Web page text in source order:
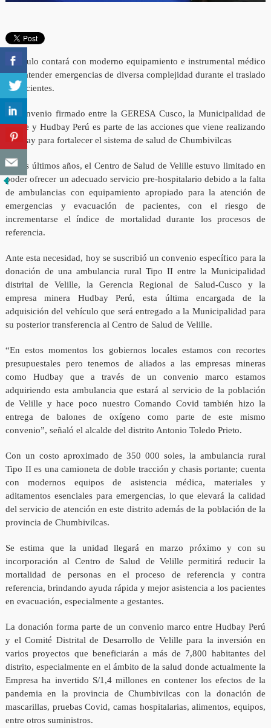
Vehículo contará con moderno equipamiento e instrumental médico
para atender emergencias de diversa complejidad durante el traslado
de pacientes.
El convenio firmado entre la GERESA Cusco, la Municipalidad de
Velille y Hudbay Perú es parte de las acciones que viene realizando
Hudbay para fortalecer el sistema de salud de Chumbivilcas
En los últimos años, el Centro de Salud de Velille estuvo limitado en
poder ofrecer un adecuado servicio pre-hospitalario debido a la falta
de ambulancias con equipamiento apropiado para la atención de
emergencias y evacuación de pacientes, con el riesgo de
incrementarse el índice de mortalidad durante los procesos de
referencia.
Ante esta necesidad, hoy se suscribió un convenio específico para la
donación de una ambulancia rural Tipo II entre la Municipalidad
distrital de Velille, la Gerencia Regional de Salud-Cusco y la
empresa minera Hudbay Perú, esta última encargada de la
adquisición del vehículo que será entregado a la Municipalidad para
su posterior transferencia al Centro de Salud de Velille.
“En estos momentos los gobiernos locales estamos con recortes
presupuestales pero tenemos de aliados a las empresas mineras
como Hudbay que a través de un convenio marco estamos
adquiriendo esta ambulancia que estará al servicio de la población
de Velille y hace poco nuestro Comando Covid también hizo la
entrega de balones de oxígeno como parte de este mismo
convenio”, señaló el alcalde del distrito Antonio Toledo Prieto.
Con un costo aproximado de 350 000 soles, la ambulancia rural
Tipo II es una camioneta de doble tracción y chasis portante; cuenta
con modernos equipos de asistencia médica, materiales y
aditamentos esenciales para emergencias, lo que elevará la calidad
del servicio de atención en este distrito además de la población de la
provincia de Chumbivilcas.
Se estima que la unidad llegará en marzo próximo y con su
incorporación al Centro de Salud de Velille permitirá reducir la
mortalidad de personas en el proceso de referencia y contra
referencia, brindando ayuda rápida y mejor asistencia a los pacientes
en evacuación, especialmente a gestantes.
La donación forma parte de un convenio marco entre Hudbay Perú
y el Comité Distrital de Desarrollo de Velille para la inversión en
varios proyectos que beneficiarán a más de 7,800 habitantes del
distrito, especialmente en el ámbito de la salud donde actualmente la
Empresa ha invertido S/1,4 millones en contener los efectos de la
pandemia en la provincia de Chumbivilcas con la donación de
mascarillas, pruebas Covid, camas hospitalarias, alimentos, equipos,
entre otros suministros.